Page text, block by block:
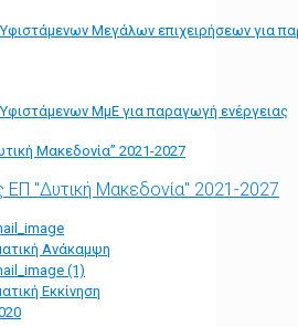
Υφιστάμενων Μεγάλων επιχειρήσεων για
Υφιστάμενων ΜμΕ για παραγωγή ενέργειας
Μακεδονία” 2021-2027
ΕΠ "Δυτική Μακεδονία" 2021-2027
Ανάκαμψη
Εκκίνηση